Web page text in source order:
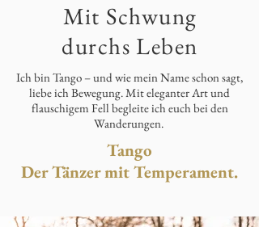
Mit Schwung
durchs Leben
Ich bin Tango – und wie mein Name schon sagt,
liebe ich Bewegung. Mit eleganter Art und
flauschigem Fell begleite ich euch bei den
Wanderungen.
Tango
Der Tänzer mit Temperament.